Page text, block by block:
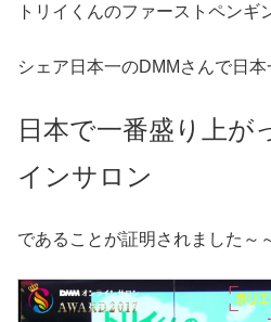
トリイくんのファーストペンギ
シェア日本一のDMMさんで日
日本で一番盛り上が
インサロン
であることが証明されました～